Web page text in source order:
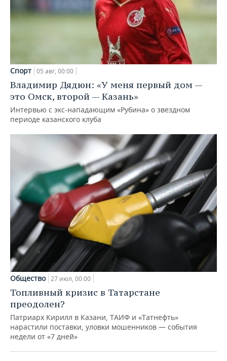
Спорт 05 авг, 00:00
Владимир Дядюн: «У меня первый дом —
это Омск, второй — Казань»
Интервью с экс-нападающим «Рубина» о звездном
периоде казанского клуба
Общество 27 июл, 00:00
Топливный кризис в Татарстане
преодолен?
Патриарх Кирилл в Казани, ТАИФ и «Татнефть»
нарастили поставки, уловки мошенников — события
недели от «7 дней»